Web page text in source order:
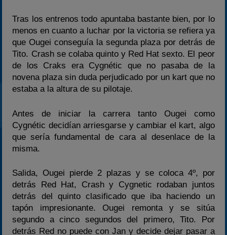
Tras los entrenos todo apuntaba bastante bien, por lo
menos en cuanto a luchar por la victoria se refiera ya
que Ougei conseguía la segunda plaza por detrás de
Tito. Crash se colaba quinto y Red Hat sexto. El peor
de los Craks era Cygnétic que no pasaba de la
novena plaza sin duda perjudicado por un kart que no
estaba a la altura de su pilotaje.
Antes de iniciar la carrera tanto Ougei como
Cygnétic decidían arriesgarse y cambiar el kart, algo
que sería fundamental de cara al desenlace de la
misma.
Salida, Ougei pierde 2 plazas y se coloca 4º, por
detrás Red Hat, Crash y Cygnetic rodaban juntos
detrás del quinto clasificado que iba haciendo un
tapón impresionante. Ougei remonta y se sitúa
segundo a cinco segundos del primero, Tito. Por
detrás Red no puede con Jan y decide dejar pasar a